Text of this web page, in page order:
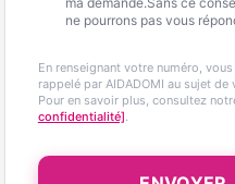
ne pourrons pas vous
En renseignant votre numéro, vous
rappelé par AIDADOMI au sujet de
Pour en savoir plus, consultez
confidentialité]